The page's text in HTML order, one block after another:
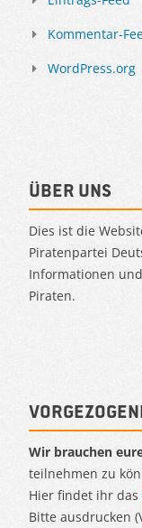
Kommentar-
WordPress.org
Über uns
Dies ist die
Piratenpartei
Informationen
Piraten.
Wir brauchen
teilnehmen zu
Hier findet ihr das
Bitte ausdrucken